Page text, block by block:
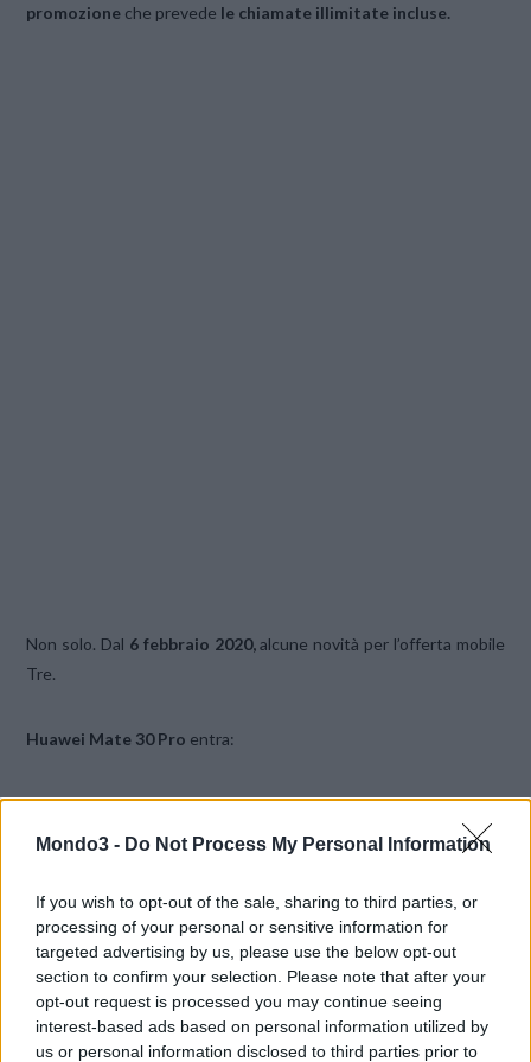
Mondo3 - Do Not Process My Personal Information
If you wish to opt-out of the sale, sharing to third parties, or
processing of your personal or sensitive information for
targeted advertising by us, please use the below opt-out
section to confirm your selection. Please note that after your
opt-out request is processed you may continue seeing
interest-based ads based on personal information utilized by
us or personal information disclosed to third parties prior to
promozione che prevede le chiamate illimitate incluse.
Non solo. Dal 6 febbraio 2020,alcune novità per l’offerta mobile
Tre.
Huawei Mate 30 Pro entra:
a listino FREE Compass e Vendita a rate con opzioni FREE
Power e FREE Super Power
ALL-IN Power e ALL-IN Super Power
a listino ALL-IN Smart Vendita a rate con opzioni ALL-IN
Master
(clienti affari) a listino ALL-IN Smart Vendita a rate con
opzioni ALL-IN Master